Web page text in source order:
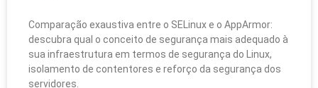
Comparação exaustiva entre o SELinux e o AppArmor:
descubra qual o conceito de segurança mais adequado à
sua infraestrutura em termos de segurança do Linux,
isolamento de contentores e reforço da segurança dos
servidores.